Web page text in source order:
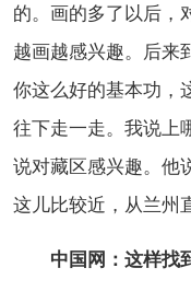
的。画的多了以后，
越画越感兴趣。后来
你这么好的基本功，
往下走一走。我说上
说对藏区感兴趣。他
这儿比较近，从兰州
中国网：这样找